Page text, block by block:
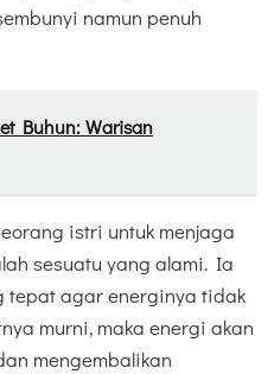
namun penuh
Buhun: Warisan
istri untuk menjaga
sesuatu yang alami. Ia
tepat agar energinya tidak
murni, maka energi akan
mengembalikan